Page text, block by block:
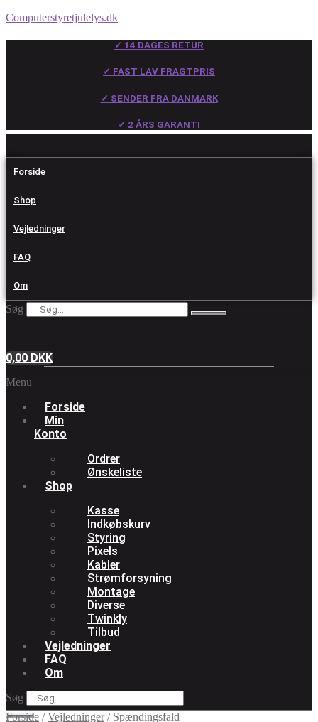
Computerstyretjulelys.dk
✓ 14 DAGES RETUR
✓ FAST LAV FRAGTPRIS
✓ SENDER FRA DANMARK
✓ 2 ÅRS GARANTI
Forside
Shop
Vejledninger
FAQ
Om
Søg
0,00 DKK
Menu
Forside
Min
Konto
Ordrer
Ønskeliste
Shop
Kasse
Indkøbskurv
Styring
Pixels
Kabler
Strømforsyning
Montage
Diverse
Twinkly
Tilbud
Vejledninger
FAQ
Om
Søg
Forside /Vejledninger/ Spændingsfald